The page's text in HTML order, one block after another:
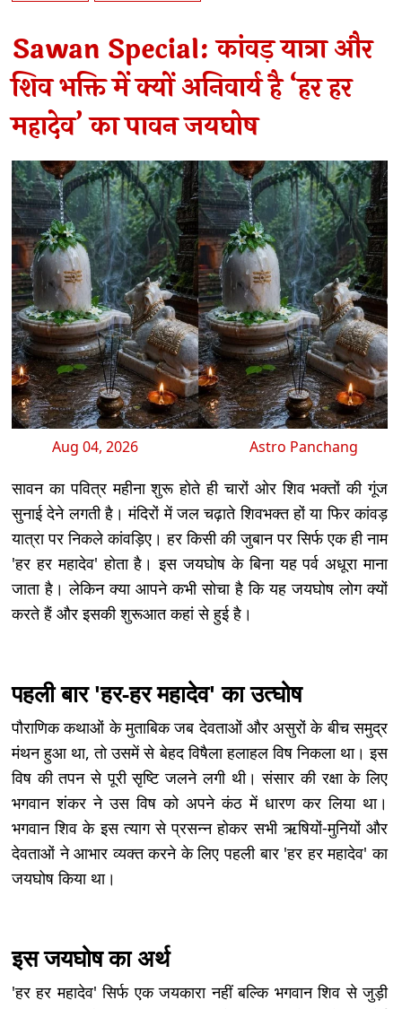
Sawan Special: कांवड़ यात्रा और
शिव भक्ति में क्यों अनिवार्य है ‘हर हर
महादेव’ का पावन जयघोष
Aug 04, 2026 Astro Panchang
सावन का पवित्र महीना शुरू होते ही चारों ओर शिव भक्तों की गूंज
सुनाई देने लगती है। मंदिरों में जल चढ़ाते शिवभक्त हों या फिर कांवड़
यात्रा पर निकले कांवड़िए। हर किसी की जुबान पर सिर्फ एक ही नाम
'हर हर महादेव' होता है। इस जयघोष के बिना यह पर्व अधूरा माना
जाता है। लेकिन क्या आपने कभी सोचा है कि यह जयघोष लोग क्यों
करते हैं और इसकी शुरूआत कहां से हुई है।
पहली बार 'हर-हर महादेव' का उत्घोष
पौराणिक कथाओं के मुताबिक जब देवताओं और असुरों के बीच समुद्र
मंथन हुआ था, तो उसमें से बेहद विषैला हलाहल विष निकला था। इस
विष की तपन से पूरी सृष्टि जलने लगी थी। संसार की रक्षा के लिए
भगवान शंकर ने उस विष को अपने कंठ में धारण कर लिया था।
भगवान शिव के इस त्याग से प्रसन्न होकर सभी ऋषियों-मुनियों और
देवताओं ने आभार व्यक्त करने के लिए पहली बार 'हर हर महादेव' का
जयघोष किया था।
इस जयघोष का अर्थ
'हर हर महादेव' सिर्फ एक जयकारा नहीं बल्कि भगवान शिव से जुड़ी